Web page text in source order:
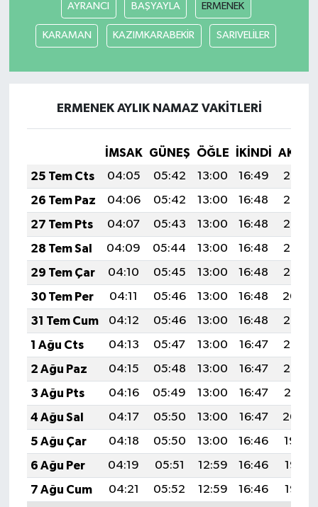
AYRANCI BAŞYAYLA ERMENEK
KARAMAN KAZIMKARABEKİR SARIVELİLER
ERMENEK AYLIK NAMAZ VAKITLERI
İMSAK GÜNEŞ ÖĞLE İKINDI
25 Tem Cts
04:05 05:42 13:00 16:49
20:08
26 Tem Paz
04:06 05:42 13:00 16:48
20:08
27 Tem Pts
04:07 05:43 13:00 16:48
20:07
28 Tem Sal
04:09 05:44 13:00 16:48
20:06
29 Tem Çar
04:10 05:45 13:00 16:48
20:05
30 Tem Per
04:11 05:46 13:00 16:48
20:04
31 Tem Cum
04:12 05:46 13:00 16:48
20:03
1 Ağu Cts
04:13 05:47 13:00 16:47
20:03
2 Ağu Paz
04:15 05:48 13:00 16:47
20:02
3 Ağu Pts
04:16 05:49 13:00 16:47
20:01
4 Ağu Sal
04:17 05:50 13:00 16:47
20:00
5 Ağu Çar
04:18 05:50 13:00 16:46
19:59
6 Ağu Per
04:19 05:51 12:59 16:46
19:58
7 Ağu Cum
04:21 05:52 12:59 16:46
19:57